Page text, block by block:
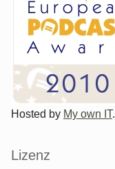
Hosted by My own IT.
Lizenz